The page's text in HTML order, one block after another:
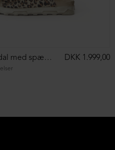
Slippers sandal med spænder DKK 1.999,00